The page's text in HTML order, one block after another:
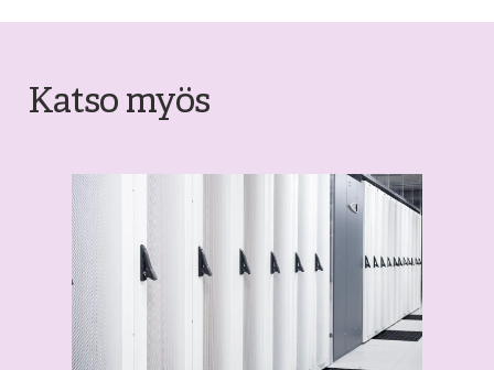
Katso myös